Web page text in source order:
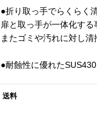
●折り取っ手でらくらく
扉と取っ手が一体化する
またゴミや汚れに対し清
●耐蝕性に優れた
送料